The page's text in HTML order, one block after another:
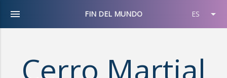
FIN DEL MUNDO
menu ES arrow_drop_down
Cerro Martial